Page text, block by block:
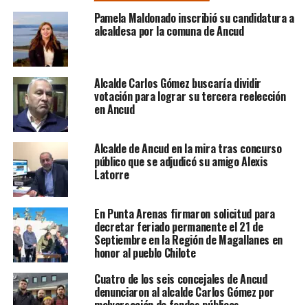
Pamela Maldonado inscribió su candidatura a
alcaldesa por la comuna de Ancud
Alcalde Carlos Gómez buscaría dividir
votación para lograr su tercera reelección
en Ancud
Alcalde de Ancud en la mira tras concurso
público que se adjudicó su amigo Alexis
Latorre
En Punta Arenas firmaron solicitud para
decretar feriado permanente el 21 de
Septiembre en la Región de Magallanes en
honor al pueblo Chilote
Cuatro de los seis concejales de Ancud
denunciaron al alcalde Carlos Gómez por